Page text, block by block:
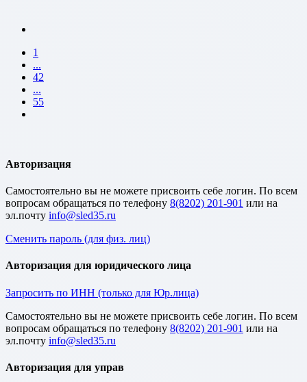
1
...
42
...
55
Авторизация
Cамостоятельно вы не можете присвоить себе логин. По всем
вопросам обращаться по телефону 8(8202) 201-901 или на
эл.почту
Сменить пароль (для физ. лиц)
Авторизация для юридического лица
Запросить по ИНН (только для Юр.лица)
Cамостоятельно вы не можете присвоить себе логин. По всем
вопросам обращаться по телефону 8(8202) 201-901 или на
эл.почту
Авторизация для управ